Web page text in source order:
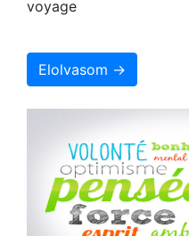
voyage
Elolvasom →